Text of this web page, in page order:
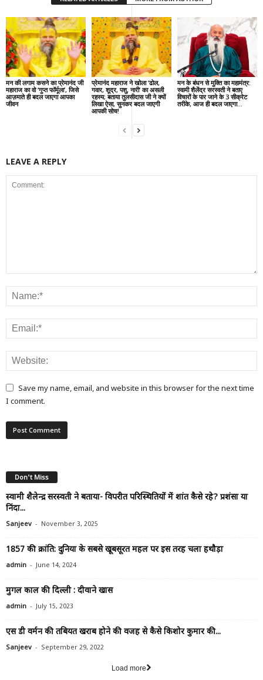
मन की लगाम कसने का प्रेमानंद जी
महाराज का वो ‘गुप्त फॉर्मूला’, जिसे
आज़माते ही बदल जाएगा आपका
जीवन
प्रेमानंद महाराज ने खोला ‘ढोल,
गवार, शूद्र, पशु, नारी’ का असली
रहस्य; बताया तुलसीदास जी ने क्यों
लिखा ऐसा, सुनकर बदल जाएगी
आपकी सोच!
मन के बंधन से मुक्ति का महामंत्र:
स्वामी शैलेंद्र सरस्वती ने बताए
विचारों के पार जाने के 3 सीक्रेट
तरीके, आज ही बदल जाएगा...
LEAVE A REPLY
Save my name, email, and website in this browser for the next time
I comment.
Don't Miss
स्वामी शैलेन्द्र सरस्वती ने बताया- विपरीत परिस्थितियों में शांत कैसे रहे? प्रशंसा या
निंदा...
Sanjeev - November 3, 2025
1857 की क्रांति: दुनिया के सबसे खूबसूरत महल पर इस तरह चला हथौड़ा
admin - June 14, 2024
मुगल काल की दिल्ली : दीवाने खास
admin - July 15, 2023
एस डी वर्मन की तबियत खराब होने की वजह से कैसे किशोर कुमार की...
Sanjeev - September 29, 2022
Load more